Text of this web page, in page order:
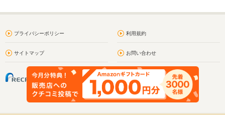
プライバシーポリシー 利用規約
サイトマップ お問い合わせ